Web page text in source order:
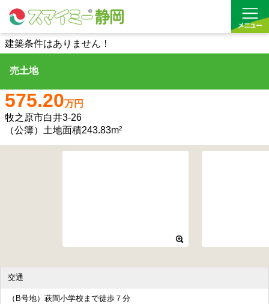
借りる
買う
お気に入り
その他、こだわり条件で探す
建築条件はありません！
売土地
575.20万円
牧之原市白井3-26
（公簿）土地面積243.83m²
交通
（B号地）萩間小学校まで徒歩７分